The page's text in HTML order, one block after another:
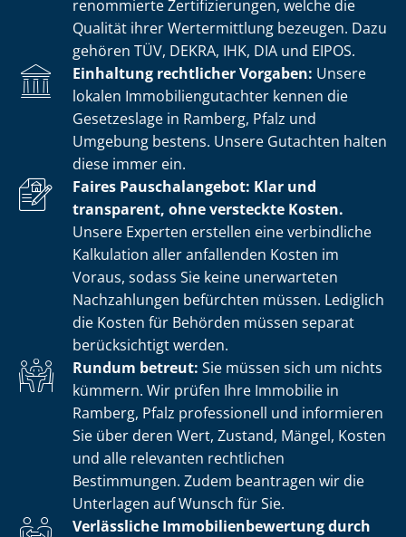
renommierte Zer­ti­fi­zie­run­gen, welche die
Qualität ihrer Wertermittlung bezeugen. Dazu
gehören TÜV, DEKRA, IHK, DIA und EIPOS.
Einhaltung rechtlicher Vorgaben: Unsere
lokalen Im­mo­bi­li­en­gut­ach­ter kennen die
Gesetzeslage in Ramberg, Pfalz und
Umgebung bestens. Unsere Gutachten halten
diese immer ein.
Faires Pauschalangebot: Klar und
transparent, ohne versteckte Kosten.
Unsere Experten erstellen eine verbindliche
Kalkulation aller anfallenden Kosten im
Voraus, sodass Sie keine unerwarteten
Nachzahlungen befürchten müssen. Lediglich
die Kosten für Behörden müssen separat
berücksichtigt werden.
Rundum betreut: Sie müssen sich um nichts
kümmern. Wir prüfen Ihre Immobilie in
Ramberg, Pfalz professionell und informieren
Sie über deren Wert, Zustand, Mängel, Kosten
und alle relevanten rechtlichen
Bestimmungen. Zudem beantragen wir die
Unterlagen auf Wunsch für Sie.
Verlässliche Im­mo­bi­li­en­be­wer­tung durch